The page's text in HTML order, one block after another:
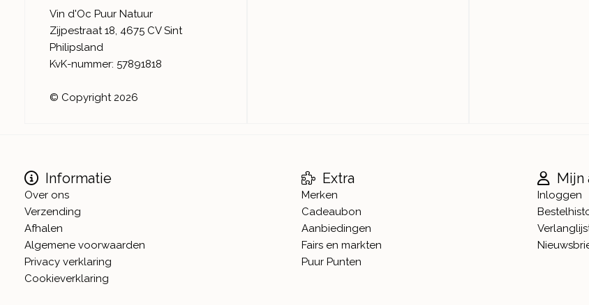
Vin d'Oc Puur Natuur
Zijpestraat 18, 4675 CV Sint
Philipsland
KvK-nummer: 57891818
© Copyright 2026
Informatie
Over ons
Verzending
Afhalen
Algemene voorwaarden
Privacy verklaring
Cookieverklaring
Extra
Merken
Cadeaubon
Aanbiedingen
Fairs en markten
Puur Punten
Mijn
Inloggen